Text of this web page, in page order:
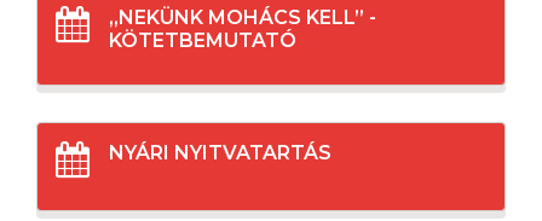
„NEKÜNK MOHÁCS KELL” -
KÖTETBEMUTATÓ
NYÁRI NYITVATARTÁS